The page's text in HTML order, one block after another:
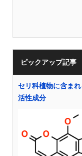
ピックアップ記事
セリ科植物に含ま
活性成分